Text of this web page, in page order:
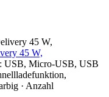
45 W,
USB, Micro-USB, USB
· Anzahl